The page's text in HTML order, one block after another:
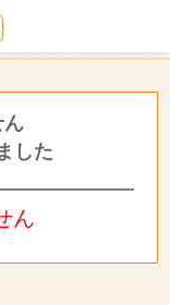
ん
した
ん